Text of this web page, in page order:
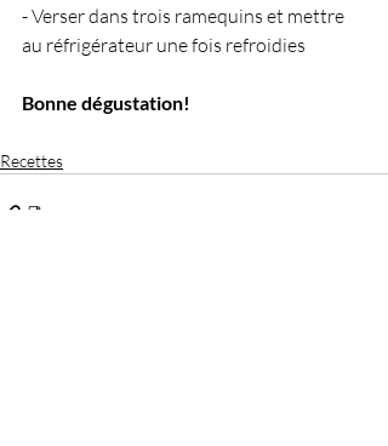
- Verser dans trois ramequins et mettre
au réfrigérateur une fois refroidies
Bonne dégustation!
Recettes